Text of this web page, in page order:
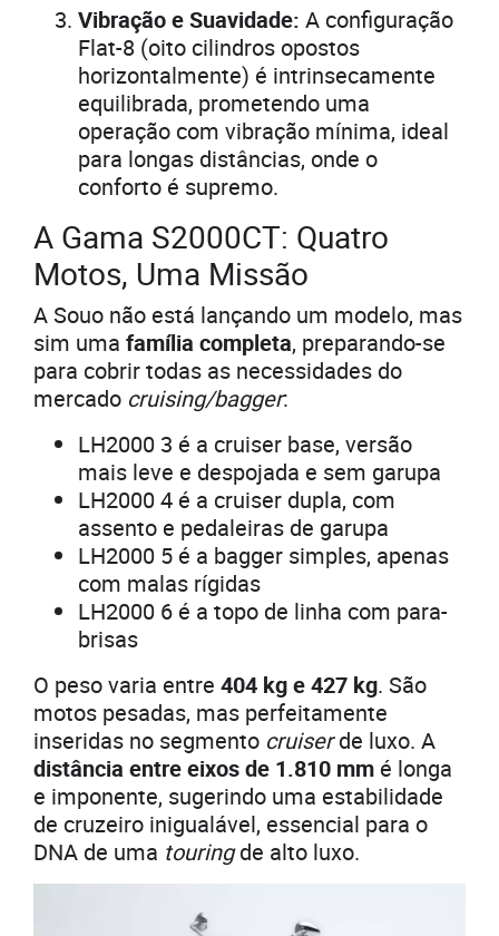
Vibração e Suavidade: A configuração
Flat-8 (oito cilindros opostos
horizontalmente) é intrinsecamente
equilibrada, prometendo uma
operação com vibração mínima, ideal
para longas distâncias, onde o
conforto é supremo.
A Gama S2000CT: Quatro
Motos, Uma Missão
A Souo não está lançando um modelo, mas
sim uma família completa, preparando-se
para cobrir todas as necessidades do
mercado cruising/bagger:
LH2000 3 é a cruiser base, versão
mais leve e despojada e sem garupa
LH2000 4 é a cruiser dupla, com
assento e pedaleiras de garupa
LH2000 5 é a bagger simples, apenas
com malas rígidas
LH2000 6 é a topo de linha com para-
brisas
O peso varia entre 404 kg e 427 kg. São
motos pesadas, mas perfeitamente
inseridas no segmento cruiserde luxo. A
distância entre eixos de 1.810 mm é longa
e imponente, sugerindo uma estabilidade
de cruzeiro inigualável, essencial para o
DNA de uma touringde alto luxo.